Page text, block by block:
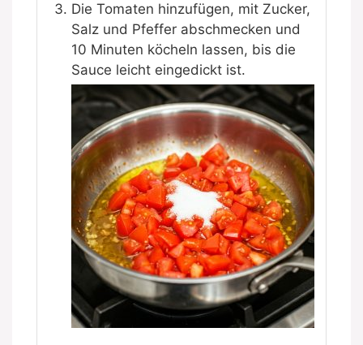
Die Tomaten hinzufügen, mit Zucker,
Salz und Pfeffer abschmecken und
10 Minuten köcheln lassen, bis die
Sauce leicht eingedickt ist.